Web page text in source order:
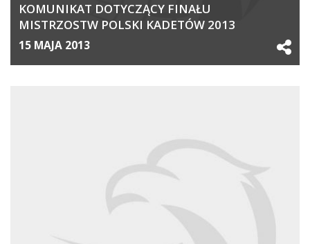
KOMUNIKAT DOTYCZĄCY FINAŁU
MISTRZOSTW POLSKI KADETÓW 2013
15 MAJA 2013